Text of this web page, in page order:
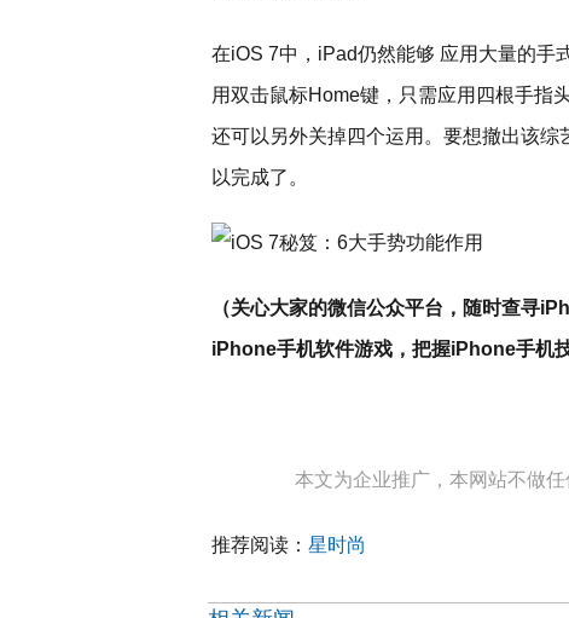
在iOS 7中，iPad仍然能够 应用大量的手
用双击鼠标Home键，只需应用四根手指
还可以另外关掉四个运用。要想撤出该
以完成了。
（关心大家的微信公众平台，随时查寻
iPhone手机软件游戏，把握iPhone手机
本文为企业推广，本网站不做
推荐阅读： 星时尚